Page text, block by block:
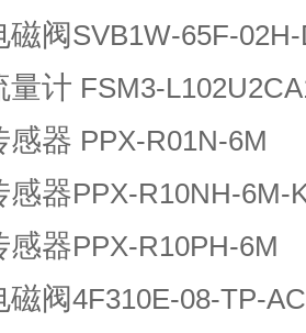
磁阀SVB1W-65F-
量计 FSM3-
感器 PPX-R01N-6M
感器PPX-R10NH-6M-
感器PPX-R10PH-6M
磁阀4F310E-08-TP-